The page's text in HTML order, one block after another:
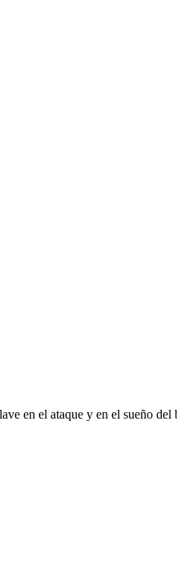
en el ataque y en el sueño del